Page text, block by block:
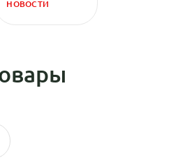
НОВОСТИ